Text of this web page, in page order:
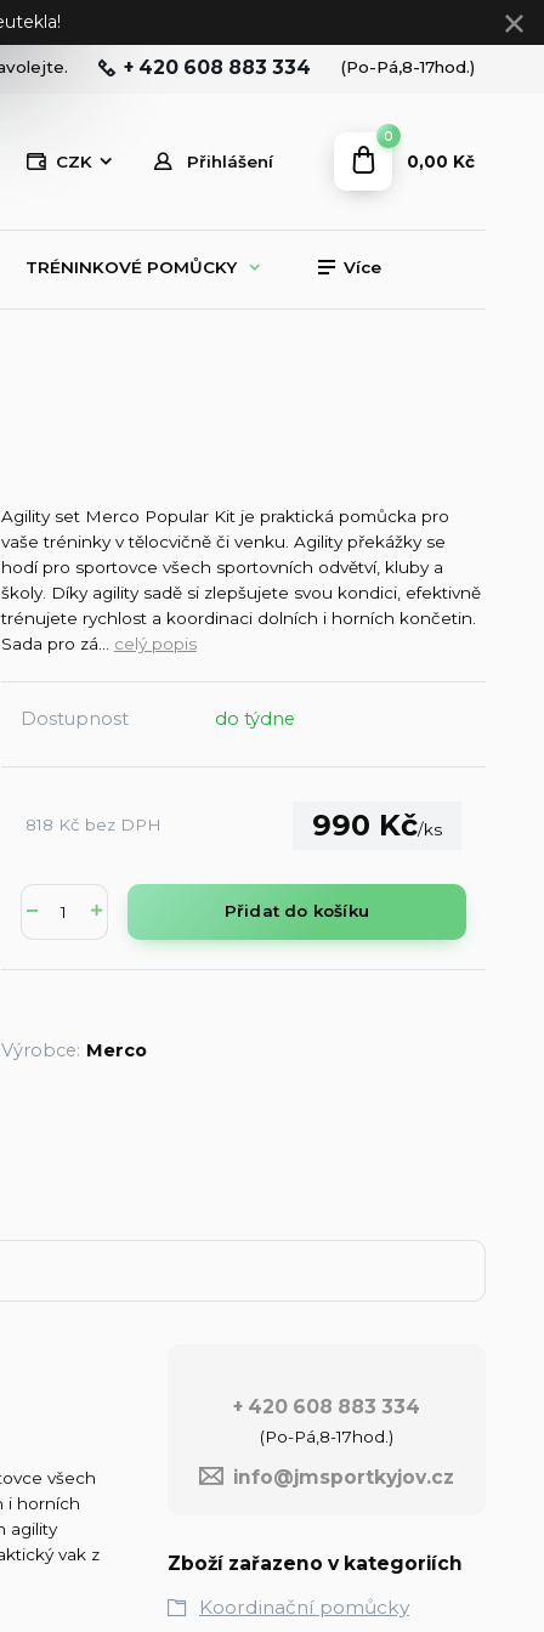
CZK Přihlášení
+ 420 608 883 334 (Po-Pá,8-17hod.)
0
0,00 Kč
TRÉNINKOVÉ POMŮCKY Více
Agility set Merco Popular Kit je praktická pomůcka pro
vaše tréninky v tělocvičně či venku. Agility překážky se
hodí pro sportovce všech sportovních odvětví, kluby a
školy. Díky agility sadě si zlepšujete svou kondici, efektivně
trénujete rychlost a koordinaci dolních i horních končetin.
Sada pro zá... celý popis
Dostupnost do týdne
990 Kč/ks
818 Kč bez DPH
Přidat do košíku
Výrobce: Merco
všech
i horních
agility
vak z
+ 420 608 883 334
(Po-Pá,8-17hod.)
info@jmsportkyjov.cz
Zboží zařazeno v kategoriích
Koordinační pomůcky